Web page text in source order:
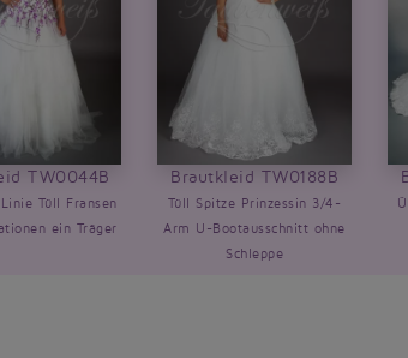
TW0044B
Tüll Fransen
ein Träger
Brautkleid TW0188B
Tüll Spitze Prinzessin 3/4-
Arm U-Bootausschnitt ohne
Schleppe